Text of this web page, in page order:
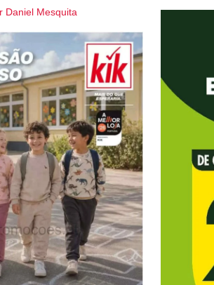
Daniel Mesquita